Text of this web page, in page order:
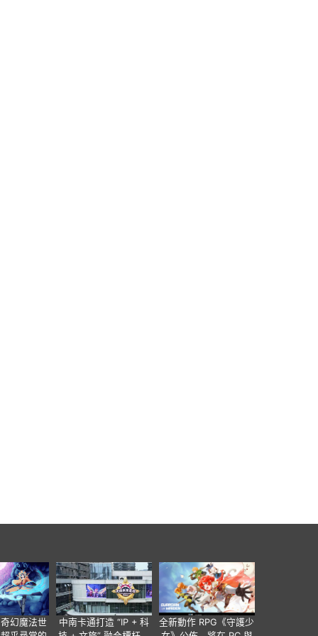
幻魔法世
中南卡通打造 “IP + 科
全新動作 RPG《守護少